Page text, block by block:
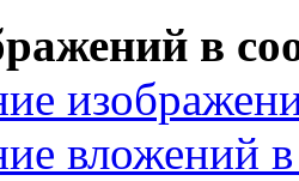
в
вложений